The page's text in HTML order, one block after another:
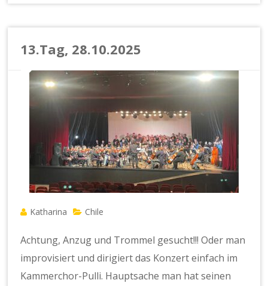
13.Tag, 28.10.2025
Katharina Chile
Achtung, Anzug und Trommel gesucht!!! Oder man
improvisiert und dirigiert das Konzert einfach im
Kammerchor-Pulli. Hauptsache man hat seinen